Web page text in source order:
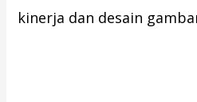
kinerja dan desain